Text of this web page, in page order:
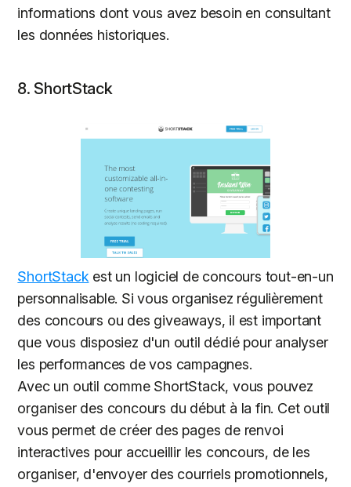
informations dont vous avez besoin en consultant
les données historiques.
8. ShortStack
ShortStack est un logiciel de concours tout-en-un
personnalisable. Si vous organisez régulièrement
des concours ou des giveaways, il est important
que vous disposiez d'un outil dédié pour analyser
les performances de vos campagnes.
Avec un outil comme ShortStack, vous pouvez
organiser des concours du début à la fin. Cet outil
vous permet de créer des pages de renvoi
interactives pour accueillir les concours, de les
organiser, d'envoyer des courriels promotionnels,